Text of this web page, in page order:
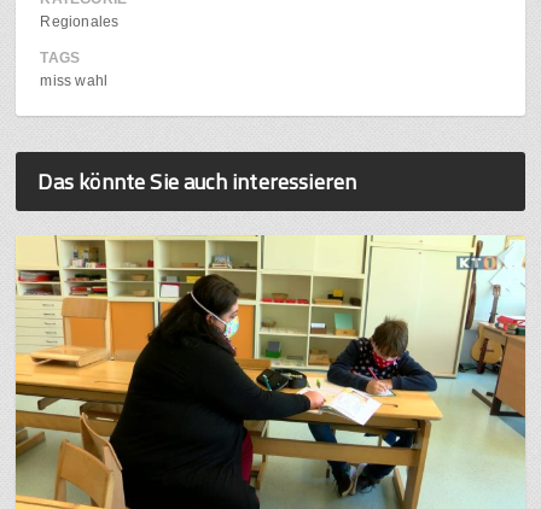
Regionales
TAGS
miss wahl
Das könnte Sie auch interessieren